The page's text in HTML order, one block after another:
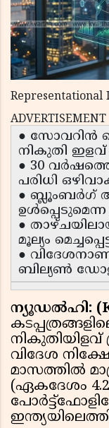
Representational
ADVERTISEMENT
● സോവറിൻ
നികുതി
● 30
പരിധി
● ബ്ലൂംബർഗ്
ഉൾപ്പെടുമെന്ന
●
മൂല്യം
●
ബില്യൺ
ന്യൂഡൽഹി:
നികുതിയിളവ്
വിദേശ
മാസത്തിൽ
(ഏകദേശം